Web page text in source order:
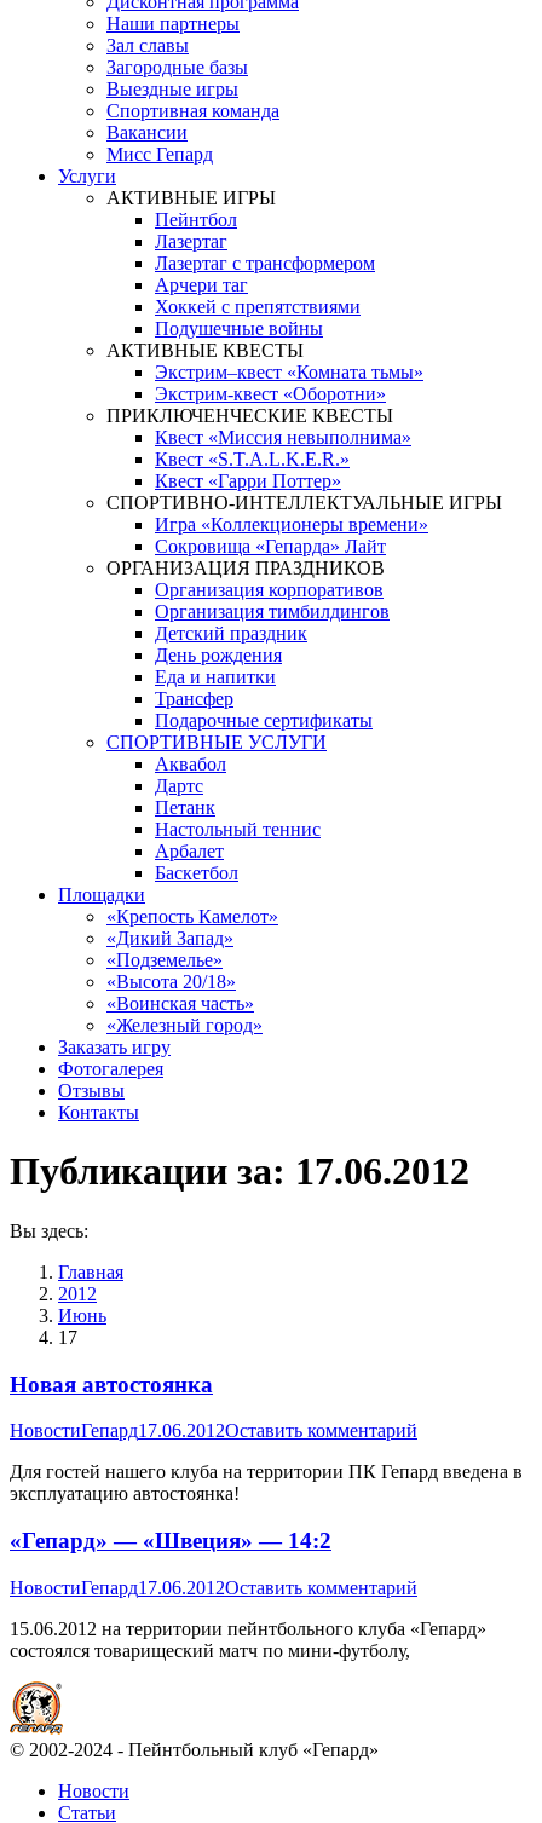
Наши партнеры
Зал славы
Загородные базы
Выездные игры
Спортивная команда
Вакансии
Мисс Гепард
Услуги
АКТИВНЫЕ ИГРЫ
Пейнтбол
Лазертаг
Лазертаг с трансформером
Арчери таг
Хоккей с препятствиями
Подушечные войны
АКТИВНЫЕ КВЕСТЫ
Экстрим–квест «Комната тьмы»
Экстрим-квест «Оборотни»
ПРИКЛЮЧЕНЧЕСКИЕ КВЕСТЫ
Квест «Миссия невыполнима»
Квест «S.T.A.L.K.E.R.»
Квест «Гарри Поттер»
СПОРТИВНО-ИНТЕЛЛЕКТУАЛЬНЫЕ ИГРЫ
Игра «Коллекционеры времени»
Сокровища «Гепарда» Лайт
ОРГАНИЗАЦИЯ ПРАЗДНИКОВ
Организация корпоративов
Организация тимбилдингов
Детский праздник
День рождения
Еда и напитки
Трансфер
Подарочные сертификаты
СПОРТИВНЫЕ УСЛУГИ
Аквабол
Дартс
Петанк
Настольный теннис
Арбалет
Баскетбол
Площадки
«Крепость Камелот»
«Дикий Запад»
«Подземелье»
«Высота 20/18»
«Воинская часть»
«Железный город»
Заказать игру
Фотогалерея
Отзывы
Контакты
Публикации за: 17.06.2012
Вы здесь:
Главная
2012
Июнь
17
Новая автостоянка
НовостиГепард17.06.2012Оставить комментарий
Для гостей нашего клуба на территории ПК Гепард введена в
эксплуатацию автостоянка!
«Гепард» — «Швеция» — 14:2
НовостиГепард17.06.2012Оставить комментарий
15.06.2012 на территории пейнтбольного клуба «Гепард»
состоялся товарищеский матч по мини-футболу,
© 2002-2024 - Пейнтбольный клуб «Гепард»
Новости
Статьи